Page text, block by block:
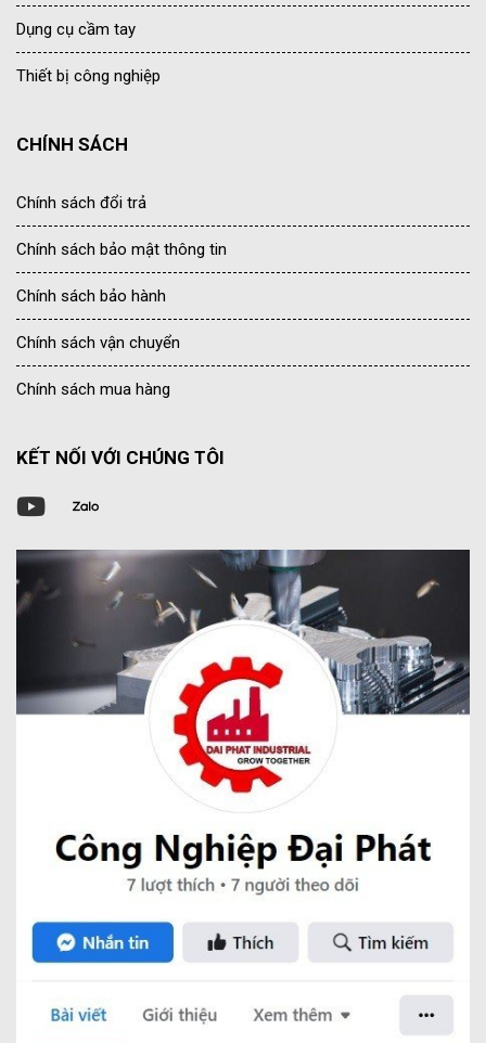
Dụng cụ cầm tay
Thiết bị công nghiệp
CHÍNH SÁCH
Chính sách đổi trả
Chính sách bảo mật thông tin
Chính sách bảo hành
Chính sách vận chuyển
Chính sách mua hàng
KẾT NỐI VỚI CHÚNG TÔI